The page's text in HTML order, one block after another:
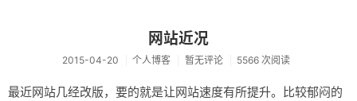
网站近况
2015-04-20 个人博客 暂无评论 5566 次阅读
最近网站几经改版，要的就是让网站速度有所提升。比较郁闷的